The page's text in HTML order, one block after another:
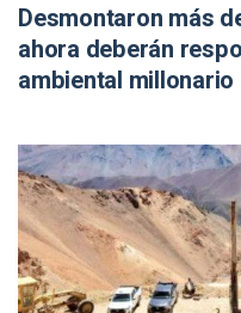
Desmontaron más
ahora deberán
ambiental millonario